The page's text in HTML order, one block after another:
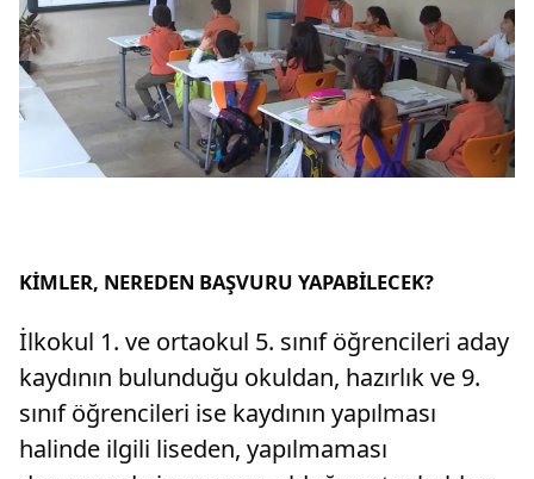
KİMLER, NEREDEN BAŞVURU YAPABİLECEK?
İlkokul 1. ve ortaokul 5. sınıf öğrencileri aday
kaydının bulunduğu okuldan, hazırlık ve 9.
sınıf öğrencileri ise kaydının yapılması
halinde ilgili liseden, yapılmaması